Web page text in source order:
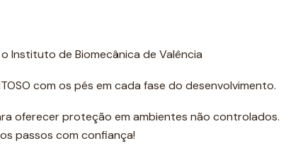
Instituto de Biomecânica de Valência
com os pés em cada fase do desenvolvimento.
oferecer proteção em ambientes não controlados.
passos com confiança!